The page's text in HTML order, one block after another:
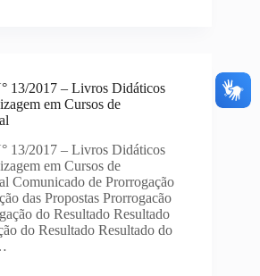
13/2017 – Livros Didáticos
em Cursos de
13/2017 – Livros Didáticos
em Cursos de
Comunicado de Prorrogação
das Propostas Prorrogacão
do Resultado Resultado
do Resultado Resultado do